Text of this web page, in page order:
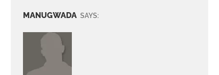
MANUGWADA SAYS: